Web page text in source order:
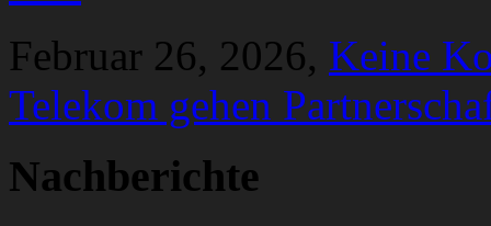
Februar 26, 2026, Keine
Telekom gehen
Nachberichte